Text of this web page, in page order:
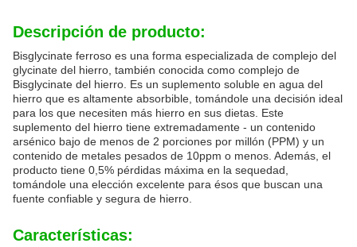
Descripción de producto:
Bisglycinate ferroso es una forma especializada de complejo del
glycinate del hierro, también conocida como complejo de
Bisglycinate del hierro. Es un suplemento soluble en agua del
hierro que es altamente absorbible, tomándole una decisión ideal
para los que necesiten más hierro en sus dietas. Este
suplemento del hierro tiene extremadamente - un contenido
arsénico bajo de menos de 2 porciones por millón (PPM) y un
contenido de metales pesados de 10ppm o menos. Además, el
producto tiene 0,5% pérdidas máxima en la sequedad,
tomándole una elección excelente para ésos que buscan una
fuente confiable y segura de hierro.
Características: